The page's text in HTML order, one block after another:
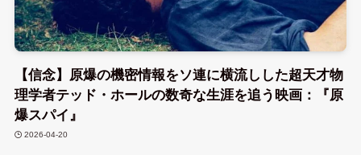
【信念】原爆の機密情報をソ連に横流しした超天才物
理学者テッド・ホールの数奇な生涯を追う映画：『原
爆スパイ』
2026-04-20